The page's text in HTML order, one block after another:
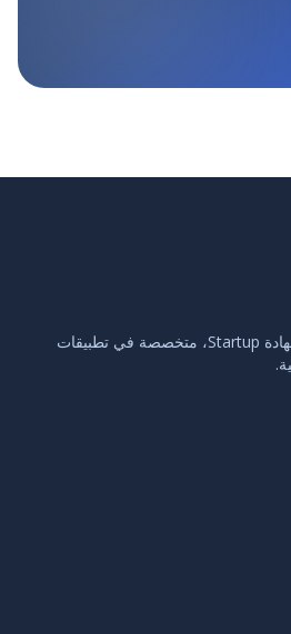
شركة جزائرية حاصلة على شهادة Startup، متخصصة في تطبيقات